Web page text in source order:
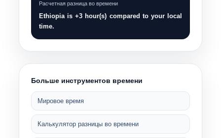
Расчетная разница во времени
Ethiopia is +3 hour(s) compared to your local
time.
Больше инструментов времени
Мировое время
Калькулятор разницы во времени